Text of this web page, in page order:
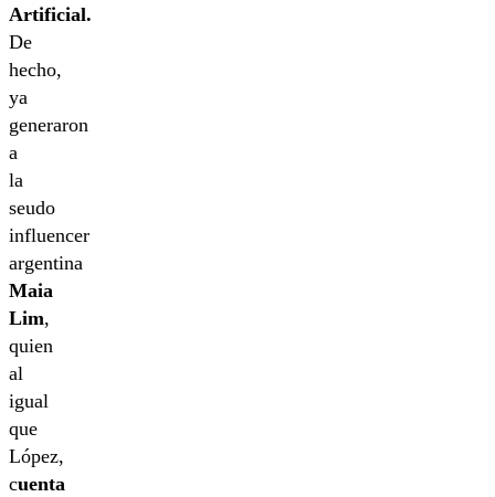
Artificial.
De
hecho,
ya
generaron
a
la
seudo
influencer
argentina
Maia
Lim,
quien
al
igual
que
López,
cuenta